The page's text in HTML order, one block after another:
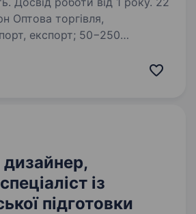
Оптова торгівля,
експорт; 50−250
Досвід роботи від 2 років.
дизайнер,
із
підготовки